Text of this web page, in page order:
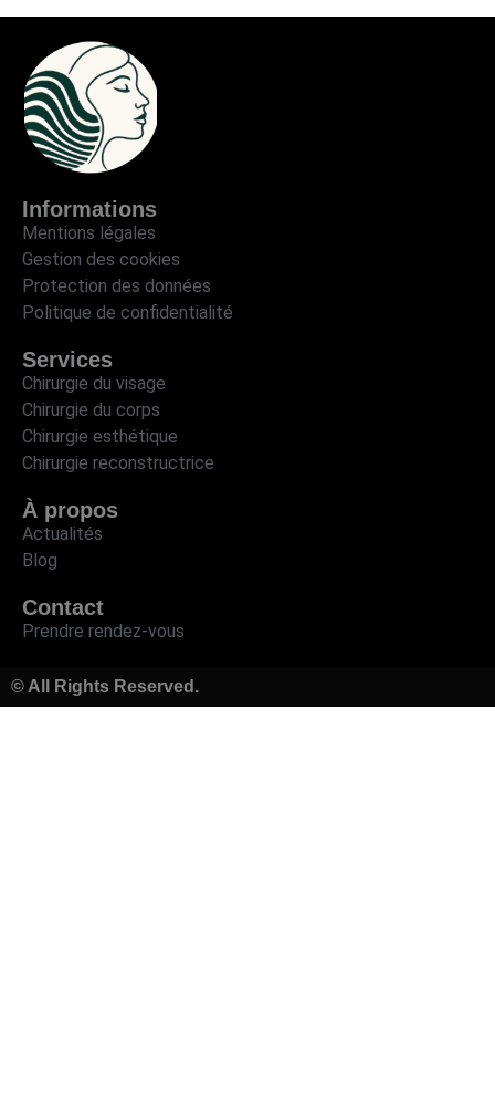
Informations
Mentions légales
Gestion des cookies
Protection des données
Politique de confidentialité
Services
Chirurgie du visage
Chirurgie du corps
Chirurgie esthétique
Chirurgie reconstructrice
À propos
Actualités
Blog
Contact
Prendre rendez-vous
© All Rights Reserved.